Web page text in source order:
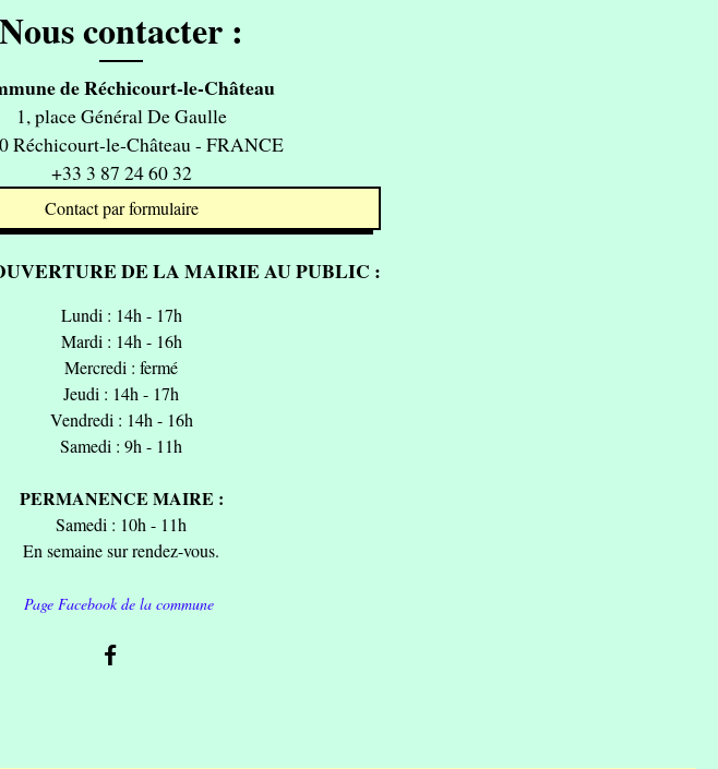
Nous contacter :
de Réchicourt-le-Château
1, place Général De Gaulle
Réchicourt-le-Château - FRANCE
+33 3 87 24 60 32
Contact par formulaire
DE LA MAIRIE AU PUBLIC :
Lundi : 14h - 17h
Mardi : 14h - 16h
Mercredi : fermé
Jeudi : 14h - 17h
Vendredi : 14h - 16h
Samedi : 9h - 11h
PERMANENCE MAIRE :
Samedi : 10h - 11h
En semaine sur rendez-vous.
Page Facebook de la commune